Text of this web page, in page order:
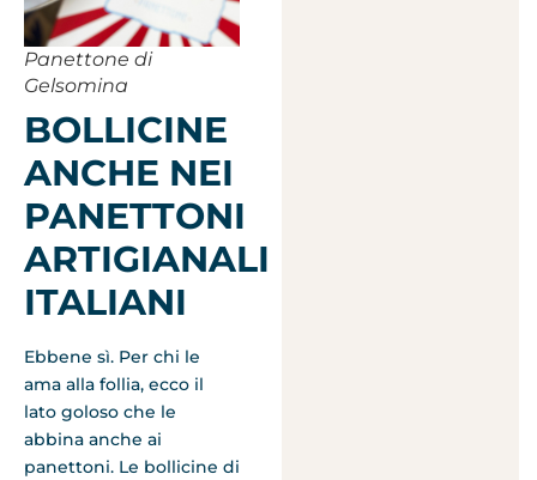
Panettone di
Gelsomina
BOLLICINE
ANCHE NEI
PANETTONI
ARTIGIANALI
ITALIANI
Ebbene sì. Per chi le
ama alla follia, ecco il
lato goloso che le
abbina anche ai
panettoni. Le bollicine di